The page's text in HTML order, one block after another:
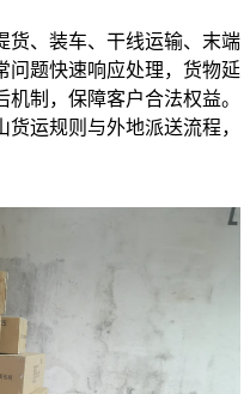
货、装车、干线运输、末端
问题快速响应处理，货物延
制，保障客户合法权益。
运规则与外地派送流程，